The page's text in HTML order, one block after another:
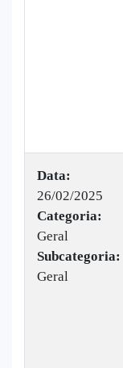
Data:
26/02/2025
Categoria:
Geral
Subcategoria:
Geral